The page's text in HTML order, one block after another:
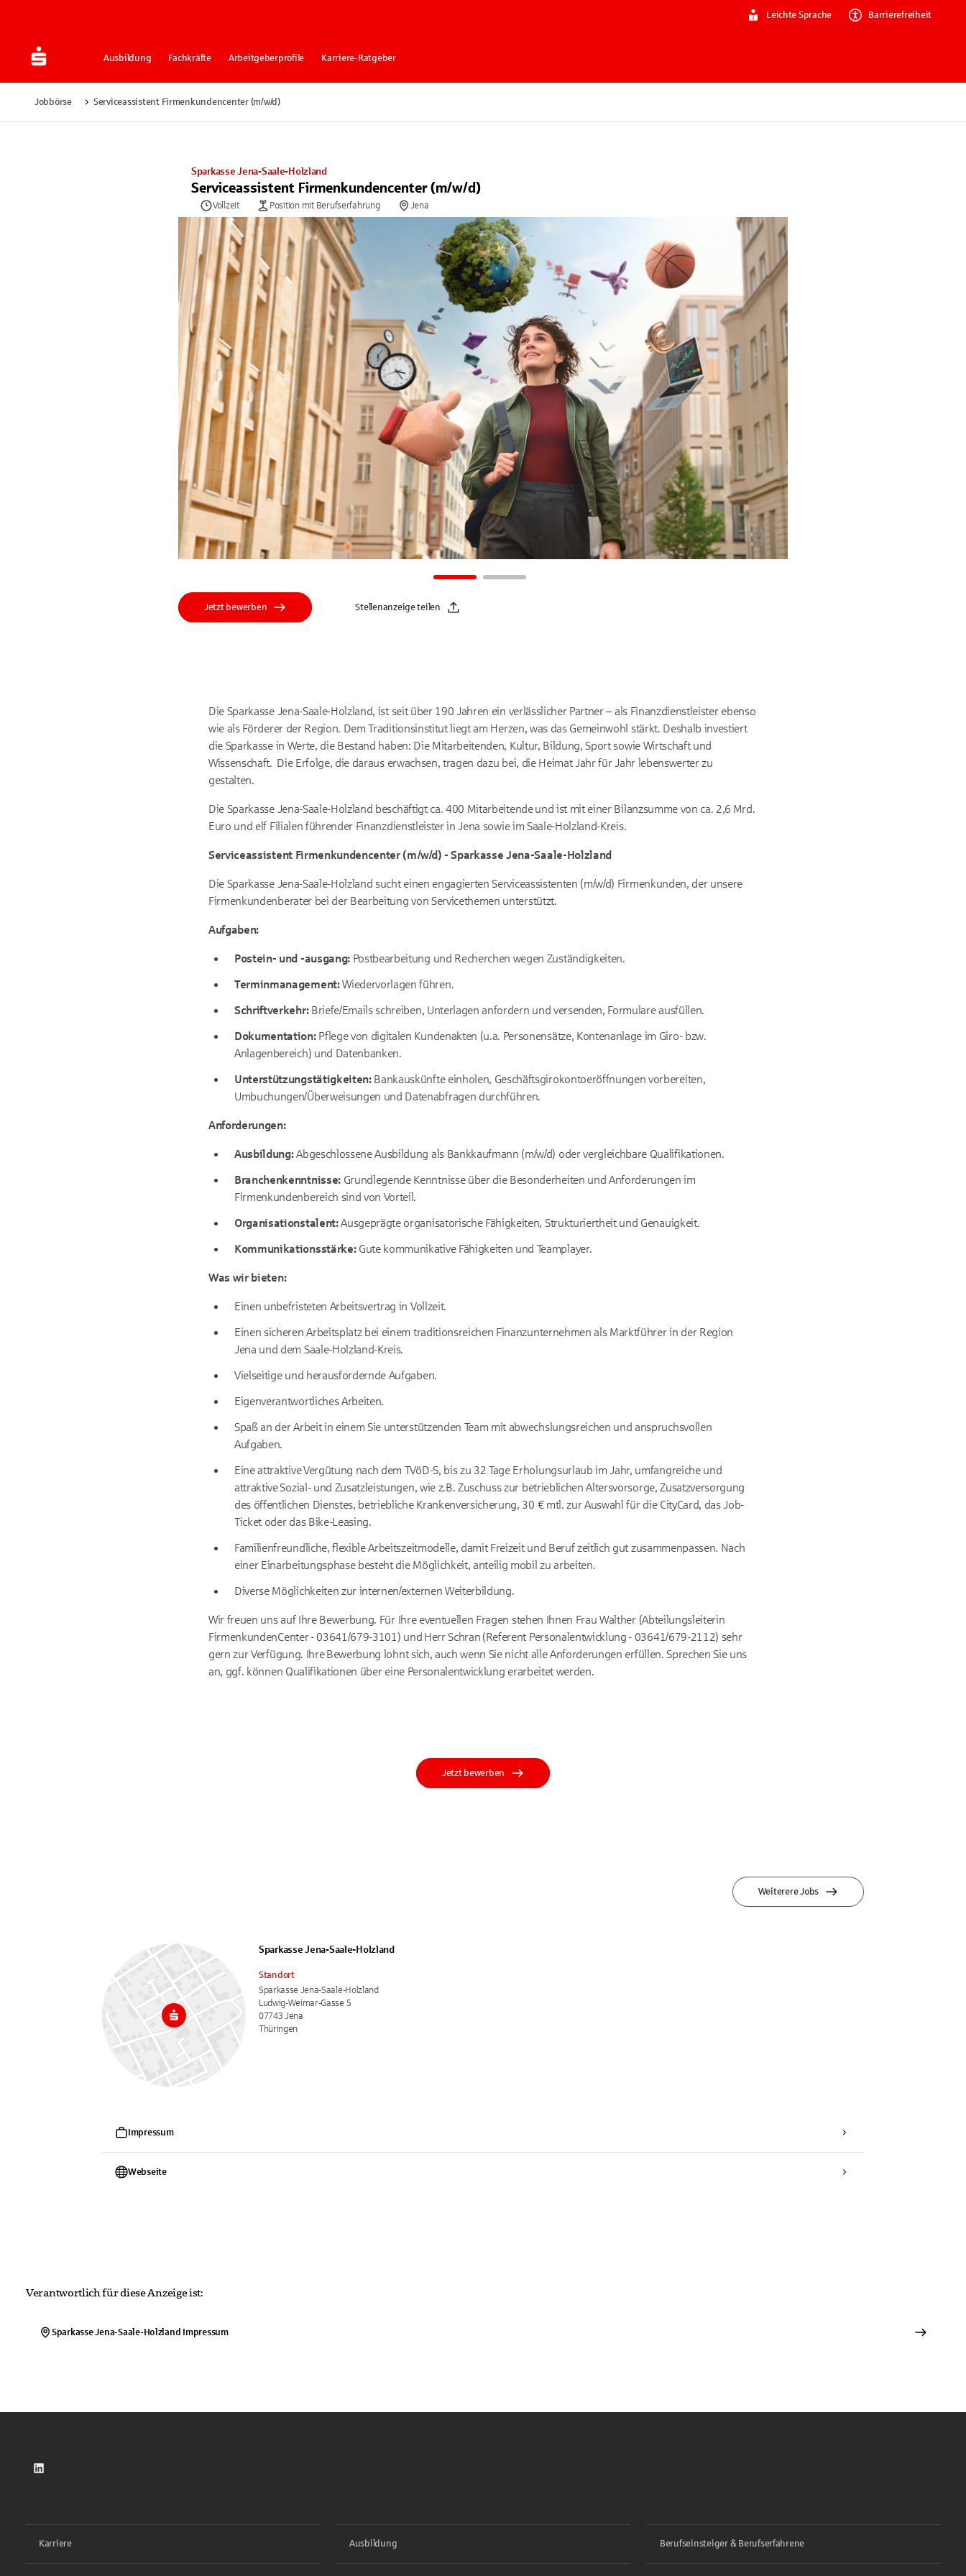
Leichte Sprache Barrierefreiheit
Ausbildung Fachkräfte Arbeitgeberprofile Karriere-Ratgeber
Jobbörse Serviceassistent Firmenkundencenter (m/w/d)
Sparkasse Jena-Saale-Holzland
Serviceassistent Firmenkundencenter (m/w/d)
Vollzeit Position mit Berufserfahrung Jena
Jetzt bewerben Stellenanzeige teilen
Die Sparkasse Jena-Saale-Holzland, ist seit über 190 Jahren ein verlässlicher Partner – als Finanzdienstleister ebenso
wie als Förderer der Region. Dem Traditionsinstitut liegt am Herzen, was das Gemeinwohl stärkt. Deshalb investiert
die Sparkasse in Werte, die Bestand haben: Die Mitarbeitenden, Kultur, Bildung, Sport sowie Wirtschaft und
Wissenschaft. Die Erfolge, die daraus erwachsen, tragen dazu bei, die Heimat Jahr für Jahr lebenswerter zu
gestalten.
Die Sparkasse Jena-Saale-Holzland beschäftigt ca. 400 Mitarbeitende und ist mit einer Bilanzsumme von ca. 2,6 Mrd.
Euro und elf Filialen führender Finanzdienstleister in Jena sowie im Saale-Holzland-Kreis.
Serviceassistent Firmenkundencenter (m/w/d) - Sparkasse Jena-Saale-Holzland
Die Sparkasse Jena-Saale-Holzland sucht einen engagierten Serviceassistenten (m/w/d) Firmenkunden, der unsere
Firmenkundenberater bei der Bearbeitung von Servicethemen unterstützt.
Aufgaben:
Postein- und -ausgang:Postbearbeitung und Recherchen wegen Zuständigkeiten.
Terminmanagement:Wiedervorlagen führen.
Schriftverkehr:Briefe/Emails schreiben, Unterlagen anfordern und versenden, Formulare ausfüllen.
Dokumentation:Pflege von digitalen Kundenakten (u.a. Personensätze, Kontenanlage im Giro- bzw.
Anlagenbereich) und Datenbanken.
Unterstützungstätigkeiten:Bankauskünfte einholen, Geschäftsgirokontoeröffnungen vorbereiten,
Umbuchungen/Überweisungen und Datenabfragen durchführen.
Anforderungen:
Ausbildung:Abgeschlossene Ausbildung als Bankkaufmann (m/w/d) oder vergleichbare Qualifikationen.
Branchenkenntnisse:Grundlegende Kenntnisse über die Besonderheiten und Anforderungen im
Firmenkundenbereich sind von Vorteil.
Organisationstalent:Ausgeprägte organisatorische Fähigkeiten, Strukturiertheit und Genauigkeit.
Kommunikationsstärke:Gute kommunikative Fähigkeiten und Teamplayer.
Was wir bieten:
Einen unbefristeten Arbeitsvertrag in Vollzeit.
Einen sicheren Arbeitsplatz bei einem traditionsreichen Finanzunternehmen als Marktführer in der Region
Jena und dem Saale-Holzland-Kreis.
Vielseitige und herausfordernde Aufgaben.
Eigenverantwortliches Arbeiten.
Spaß an der Arbeit in einem Sie unterstützenden Team mit abwechslungsreichen und anspruchsvollen
Aufgaben.
Eine attraktive Vergütung nach dem TVöD-S, bis zu 32 Tage Erholungsurlaub im Jahr, umfangreiche und
attraktive Sozial- und Zusatzleistungen, wie z.B. Zuschuss zur betrieblichen Altersvorsorge, Zusatzversorgung
des öffentlichen Dienstes, betriebliche Krankenversicherung, 30 € mtl. zur Auswahl für die CityCard, das Job-
Ticket oder das Bike-Leasing.
Familienfreundliche, flexible Arbeitszeitmodelle, damit Freizeit und Beruf zeitlich gut zusammenpassen. Nach
einer Einarbeitungsphase besteht die Möglichkeit, anteilig mobil zu arbeiten.
Diverse Möglichkeiten zur internen/externen Weiterbildung.
Wir freuen uns auf Ihre Bewerbung. Für Ihre eventuellen Fragen stehen Ihnen Frau Walther (Abteilungsleiterin
FirmenkundenCenter - 03641/679-3101) und Herr Schran (Referent Personalentwicklung - 03641/679-2112) sehr
gern zur Verfügung. Ihre Bewerbung lohnt sich, auch wenn Sie nicht alle Anforderungen erfüllen. Sprechen Sie uns
an, ggf. können Qualifikationen über eine Personalentwicklung erarbeitet werden.
Jetzt bewerben
Weiterere Jobs
Sparkasse Jena-Saale-Holzland
Standort
Sparkasse Jena-Saale-Holzland
Ludwig-Weimar-Gasse 5
07743 Jena
Thüringen
Impressum
Webseite
Verantwortlich für diese Anzeige ist:
Sparkasse Jena-Saale-Holzland Impressum
LinkedIn
Karriere Ausbildung Berufseinsteiger & Berufserfahrene